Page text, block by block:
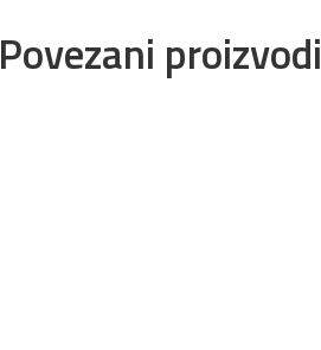
Povezani proizvodi